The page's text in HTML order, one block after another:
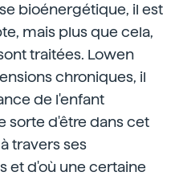
bioénergétique, il est
mais plus que cela,
traitées. Lowen
chroniques, il
de l'enfant
sorte d'être dans cet
travers ses
et d'où une certaine